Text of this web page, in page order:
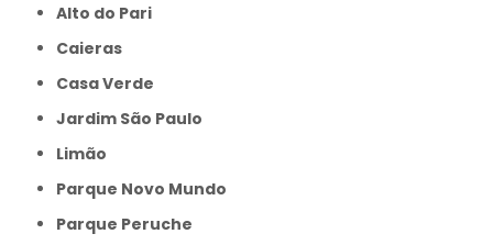
Alto do Pari
Caieras
Casa Verde
Jardim São Paulo
Limão
Parque Novo Mundo
Parque Peruche